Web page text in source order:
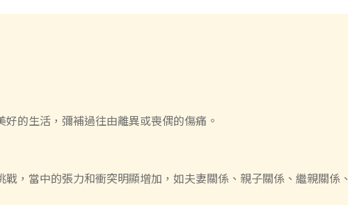
的生活，彌補過往由離異或喪偶的傷痛。
，當中的張力和衝突明顯增加，如夫妻關係、親子關係、繼親關係、